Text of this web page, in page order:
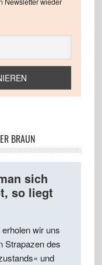
BRAUN
sich
so liegt
wir uns
Strapazen des
und